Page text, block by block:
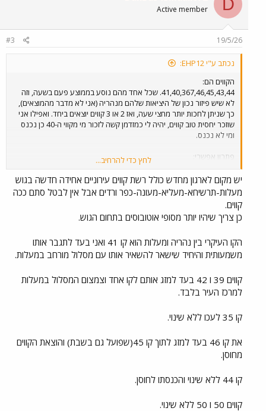
o
n
s
D
Active member
19/5/26
#3
נכתב ע"י EHP12:
הקווים הם:
41,40,367,46,45,43,44. שכל אחד מהם נוסע בממוצע פעם בשעה, וזה
לא שיש פיזור נכון של היציאות שלהם מנהריה (אני לא מדבר מהמוצאים),
כך שניתן לחכות יותר מחצי שעה, ואז 2 או 3 קווים יוצאים ביחד. ואפילו אני
שוזכר יחסית טוב קווים, יהיה לי כמזדמן קשה לזכור מי מקווי ה-40 כן נכנס
ומי לא נכנס.
פתרון אפשרי:
קיצור הקווים הבאים למעלות מהמוצאים המזרחיים שלהם: 40,45,53,43,
לבטל: 44 (בית ג'אן צריכה ש-14-/15 יהיו קווי הזנה כדי לשפר בה את
התח"צ), 50 (367 בתדירות יותר טובה לקח את הנוסעים של 50), 46 (אף
אחד לא עולה עליו במקטעים הייחודים שלו), 43 (ביאנוח, אנשים לא עולים
עליו. אלא על 53). ולאחד את המסלולים של 39 ו-42 לקו אחד.
40 כל 30 דקות
45 לאחד עם 52: כל 45 דקות
ולהפעיל את 41 כל 15 דקות: ככה אתה מקבל שירות אמין יותר ממעלות
לנהריה, וההפך.
קווים האלה.
לחץ כדי להרחיב...
יש מקום לארגון מחדש כולל רשת קווים עירוניים אחידה חדשה בגוש
מעלות-תרשיחא-מעליא-מעונה-כפר ורדים אבל אין לבטל סתם ככה
קווים.
כן צריך שיהיו יותר מסופי אוטובוסים בתחום הגוש.
הקו העיקרי בין נהריה ומעלות הוא קו 41 ואני בעד לתגבר אותו
משמעותית והיחיד שישאר להשאיר אותו עם מסלול מורחב במעלות.
קווים 39 ו 42 בעד למזג אותם לקו אחד וצמצום המסלול במעלות
למרכז העיר בלבד.
קו 35 לעכו ללא שינוי.
את קו 46 בעד למזג לתוך קו 45(שפועל גם בשבת) והוצאת הקווים
מחוסן.
קו 44 ללא שינוי והכנסתו לחוסן.
קווים 50 ו 50 ללא שינוי.